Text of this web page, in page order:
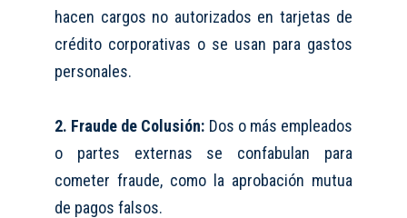
hacen cargos no autorizados en tarjetas de
crédito corporativas o se usan para gastos
personales.
2. Fraude de Colusión: Dos o más empleados
o partes externas se confabulan para
cometer fraude, como la aprobación mutua
de pagos falsos.